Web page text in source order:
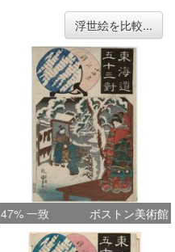
浮世絵を比較...
47% 一致 ボストン美術館